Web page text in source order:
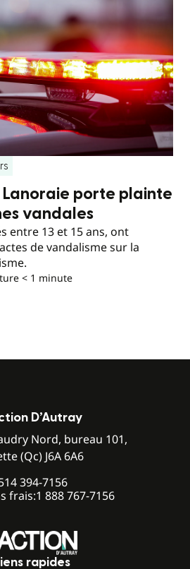
porte plainte
vandales
entre 13 et 15 ans, ont
de vandalisme sur la
< 1 minute
D’Autray
Nord, bureau 101,
(Qc) J6A 6A6
394-7156
frais:1 888 767-7156
rapides